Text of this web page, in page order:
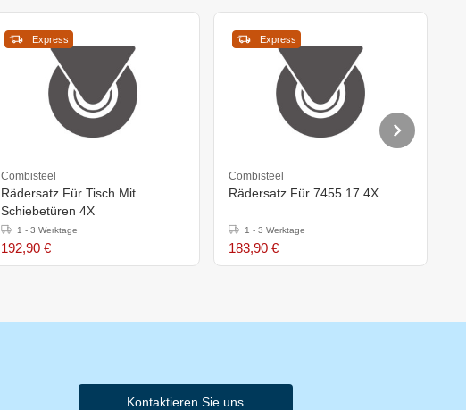
Express
Combisteel
Rädersatz Für Tisch Mit
Schiebetüren 4X
1 - 3 Werktage
192,90 €
Express
Combisteel
Rädersatz Für 7455.17 4X
1 - 3 Werktage
183,90 €
Kontaktieren Sie uns